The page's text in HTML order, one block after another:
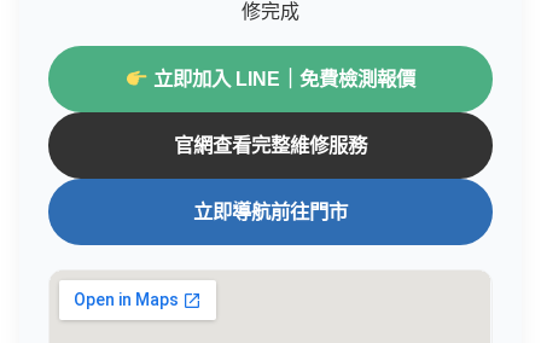
修完成
立即加入 LINE｜免費檢測報價
官網查看完整維修服務
立即導航前往門市